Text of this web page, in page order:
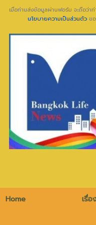
เมื่อท่านส่งข้อมูลผ่านฟอร์ม จะถือว่า
นโยบายความเป็นส่วนตัว ข
Home เรื่อ